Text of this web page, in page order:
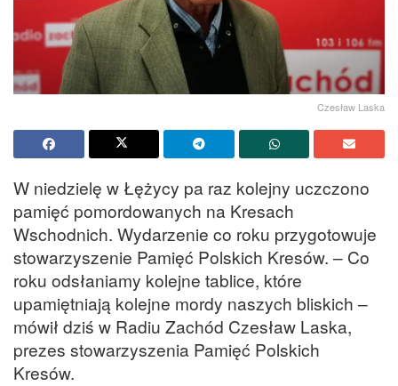
Czesław Laska
W niedzielę w Łężycy pa raz kolejny uczczono
pamięć pomordowanych na Kresach
Wschodnich. Wydarzenie co roku przygotowuje
stowarzyszenie Pamięć Polskich Kresów. – Co
roku odsłaniamy kolejne tablice, które
upamiętniają kolejne mordy naszych bliskich –
mówił dziś w Radiu Zachód Czesław Laska,
prezes stowarzyszenia Pamięć Polskich
Kresów.